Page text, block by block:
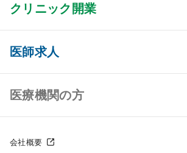
クリニック開業
クリニック開業 TOP
クリニック物件検索
クリニックの開業スタイル
医師求人
医師求人 TOP
常勤求人検索
医療機関の方
会社概要